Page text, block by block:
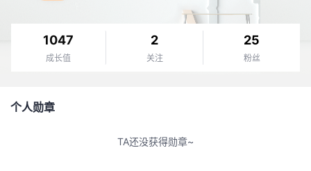
我
1047
成长值
2
关注
25
粉丝
个人勋章
TA还没获得勋章~